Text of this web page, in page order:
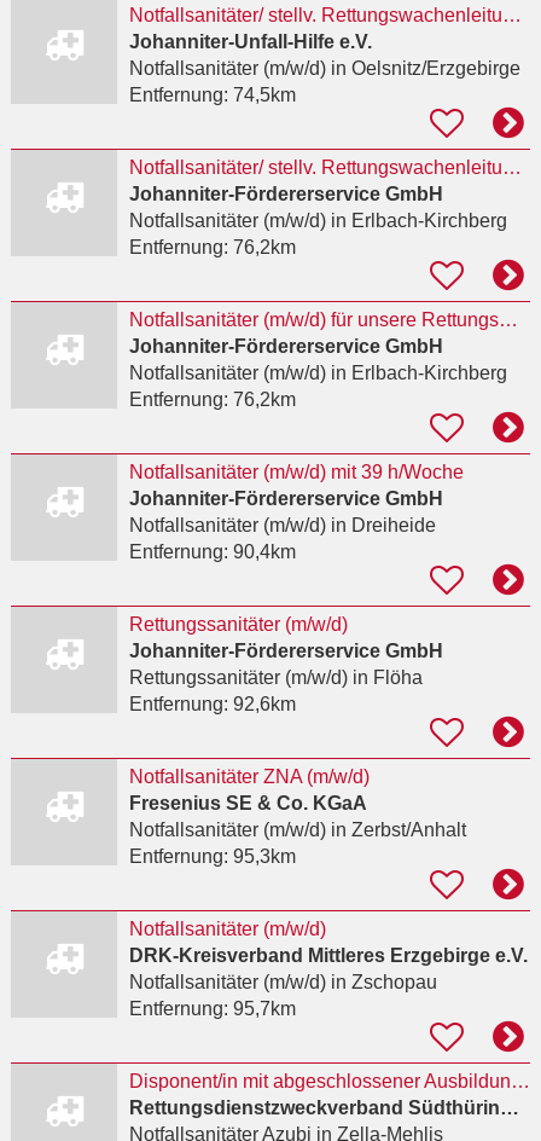
Notfallsanitäter/ stellv. Rettungswachenleitung (m/w/d) für unsere Rettungswache Lugau
Johanniter-Unfall-Hilfe e.V.
Notfallsanitäter (m/w/d)in Oelsnitz/Erzgebirge
Entfernung: 74,5km
Notfallsanitäter/ stellv. Rettungswachenleitung (m/w/d) für unsere Rettungswache Lugau
Johanniter-Fördererservice GmbH
Notfallsanitäter (m/w/d)in Erlbach-Kirchberg
Entfernung: 76,2km
Notfallsanitäter (m/w/d) für unsere Rettungswache Lugau als Krankheitsvertretung
Johanniter-Fördererservice GmbH
Notfallsanitäter (m/w/d)in Erlbach-Kirchberg
Entfernung: 76,2km
Notfallsanitäter (m/w/d) mit 39 h/Woche
Johanniter-Fördererservice GmbH
Notfallsanitäter (m/w/d)in Dreiheide
Entfernung: 90,4km
Rettungssanitäter (m/w/d)
Johanniter-Fördererservice GmbH
Rettungssanitäter (m/w/d)in Flöha
Entfernung: 92,6km
Notfallsanitäter ZNA (m/w/d)
Fresenius SE & Co. KGaA
Notfallsanitäter (m/w/d)in Zerbst/Anhalt
Entfernung: 95,3km
Notfallsanitäter (m/w/d)
DRK-Kreisverband Mittleres Erzgebirge e.V.
Notfallsanitäter (m/w/d)in Zschopau
Entfernung: 95,7km
Disponent/in mit abgeschlossener Ausbildung als Notfallsanitäter/in
Rettungsdienstzweckverband Südthüringen
Notfallsanitäter Azubi in Zella-Mehlis